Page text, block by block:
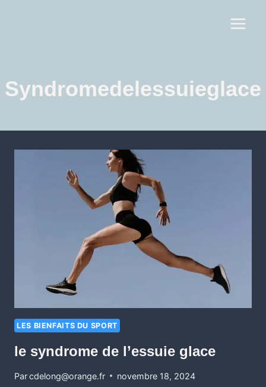
Syndromedelessuieglace
LES BIENFAITS DU SPORT
le syndrome de l’essuie glace
Parcdelong@orange.fr novembre 18, 2024